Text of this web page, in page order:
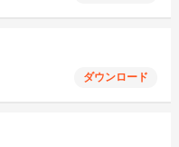
ダウンロード